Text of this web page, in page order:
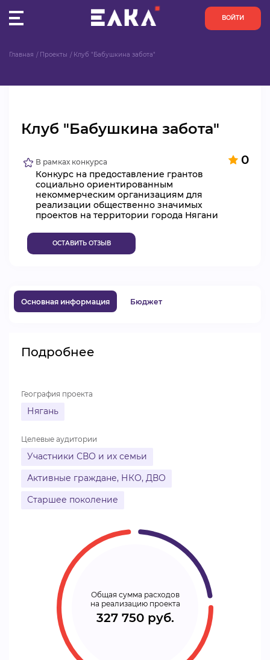
ВОЙТИ
ОРГАНИЗАЦИИ
АКТИВИСТЫ
ПРОЕКТЫ
АНАЛИТИКА
БАЗА ЗНАНИЙ
Главная Проекты Клуб "Бабушкина забота"
Клуб "Бабушкина забота"
0
В рамках конкурса
Конкурс на предоставление грантов
социально ориентированным
некоммерческим организациям для
реализации общественно значимых
проектов на территории города Нягани
ОСТАВИТЬ ОТЗЫВ
Основная информация Бюджет
Подробнее
География проекта
Нягань
Целевые аудитории
Участники СВО и их семьи
Активные граждане, НКО, ДВО
Старшее поколение
Общая сумма расходов
на реализацию проекта
327 750 руб.